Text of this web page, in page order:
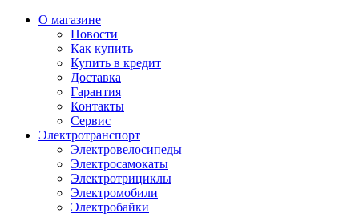
О магазине
Новости
Как купить
Купить в кредит
Доставка
Гарантия
Контакты
Сервис
Электротранспорт
Электровелосипеды
Электросамокаты
Электротрициклы
Электромобили
Электробайки